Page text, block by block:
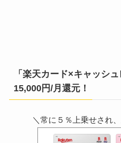
「楽天カード×キャッシ
15,000円/月還元！
＼常に５％上乗せされ